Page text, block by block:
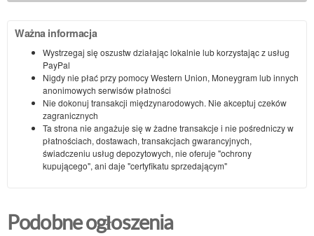
Ważna informacja
Wystrzegaj się oszustw działając lokalnie lub korzystając z usług
PayPal
Nigdy nie płać przy pomocy Western Union, Moneygram lub innych
anonimowych serwisów płatności
Nie dokonuj transakcji międzynarodowych. Nie akceptuj czeków
zagranicznych
Ta strona nie angażuje się w żadne transakcje i nie pośredniczy w
płatnościach, dostawach, transakcjach gwarancyjnych,
świadczeniu usług depozytowych, nie oferuje "ochrony
kupującego", ani daje "certyfikatu sprzedającym"
Podobne ogłoszenia